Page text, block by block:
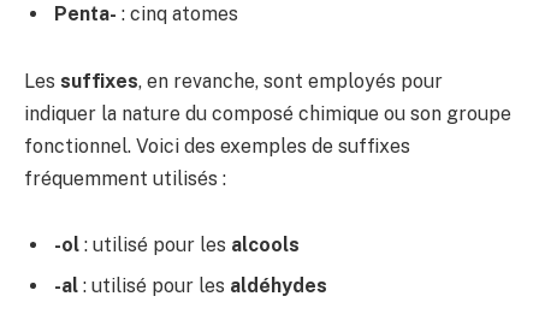
Penta- : cinq atomes
Les suffixes, en revanche, sont employés pour
indiquer la nature du composé chimique ou son groupe
fonctionnel. Voici des exemples de suffixes
fréquemment utilisés :
-ol : utilisé pour les alcools
-al : utilisé pour les aldéhydes